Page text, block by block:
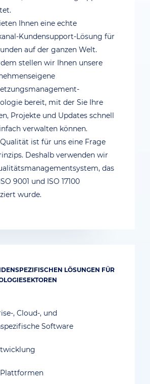
Ihnen eine echte
Kundensupport-Lösung für
auf der ganzen Welt.
stellen wir Ihnen unsere
bereit, mit der Sie Ihre
Projekte und Updates schnell
verwalten können.
ist für uns eine Frage
Deshalb verwenden wir
das
9001 und ISO 17100
wurde.
LÖSUNGEN FÜR
, Cloud-, und
Software